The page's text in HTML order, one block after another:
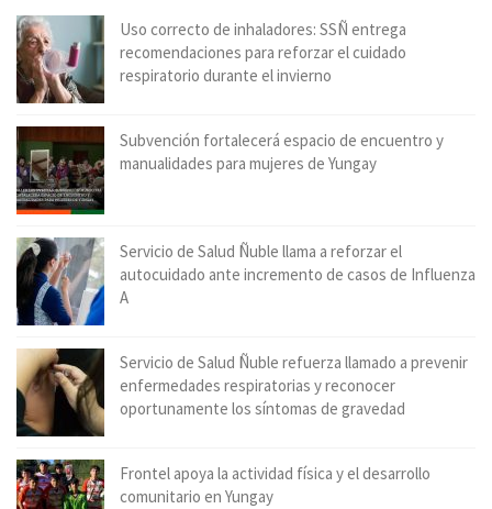
Uso correcto de inhaladores: SSÑ entrega
recomendaciones para reforzar el cuidado
respiratorio durante el invierno
Subvención fortalecerá espacio de encuentro y
manualidades para mujeres de Yungay
Servicio de Salud Ñuble llama a reforzar el
autocuidado ante incremento de casos de Influenza
A
Servicio de Salud Ñuble refuerza llamado a prevenir
enfermedades respiratorias y reconocer
oportunamente los síntomas de gravedad
Frontel apoya la actividad física y el desarrollo
comunitario en Yungay